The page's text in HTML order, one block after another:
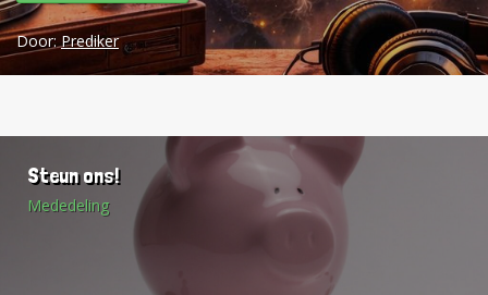
Door:Prediker
Steun ons!
Mededeling